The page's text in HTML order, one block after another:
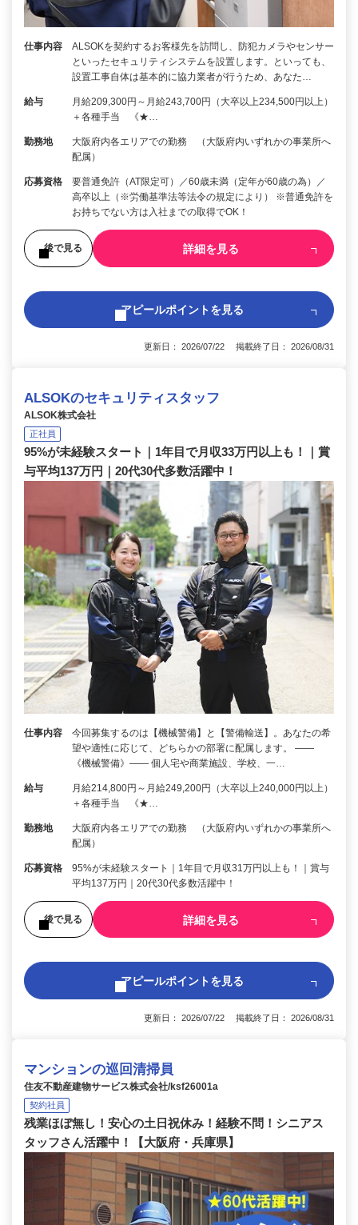
仕事内容
ALSOKを契約するお客様先を訪問し、防犯カメラやセンサー
といったセキュリティシステムを設置します。といっても、
設置工事自体は基本的に協力業者が行うため、あなた…
給与
月給209,300円～月給243,700円（大卒以上234,500円以上）
＋各種手当 《★…
勤務地
大阪府内各エリアでの勤務 （大阪府内いずれかの事業所へ
配属）
応募資格
要普通免許（AT限定可）／60歳未満（定年が60歳の為）／
高卒以上（※労働基準法等法令の規定により） ※普通免許を
お持ちでない方は入社までの取得でOK！
後で見る 詳細を見る
アピールポイントを見る
更新日： 2026/07/22 掲載終了日： 2026/08/31
ALSOKのセキュリティスタッフ
ALSOK株式会社
正社員
95%が未経験スタート｜1年目で月収33万円以上も！｜賞
与平均137万円｜20代30代多数活躍中！
仕事内容
今回募集するのは【機械警備】と【警備輸送】。あなたの希
望や適性に応じて、どちらかの部署に配属します。 ――
《機械警備》―― 個人宅や商業施設、学校、一…
給与
月給214,800円～月給249,200円（大卒以上240,000円以上）
＋各種手当 《★…
勤務地
大阪府内各エリアでの勤務 （大阪府内いずれかの事業所へ
配属）
応募資格
95%が未経験スタート｜1年目で月収31万円以上も！｜賞与
平均137万円｜20代30代多数活躍中！
後で見る 詳細を見る
アピールポイントを見る
更新日： 2026/07/22 掲載終了日： 2026/08/31
マンションの巡回清掃員
住友不動産建物サービス株式会社/ksf26001a
契約社員
残業ほぼ無し！安心の土日祝休み！経験不問！シニアス
タッフさん活躍中！【大阪府・兵庫県】